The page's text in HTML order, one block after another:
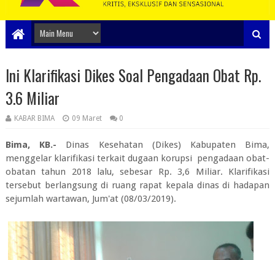
Ini Klarifikasi Dikes Soal Pengadaan Obat Rp.
3.6 Miliar
KABAR BIMA 09 Maret 0
Bima, KB.- Dinas Kesehatan (Dikes) Kabupaten Bima,
menggelar klarifikasi terkait dugaan korupsi pengadaan obat-
obatan tahun 2018 lalu, sebesar Rp. 3,6 Miliar. Klarifikasi
tersebut berlangsung di ruang rapat kepala dinas di hadapan
sejumlah wartawan, Jum'at (08/03/2019).